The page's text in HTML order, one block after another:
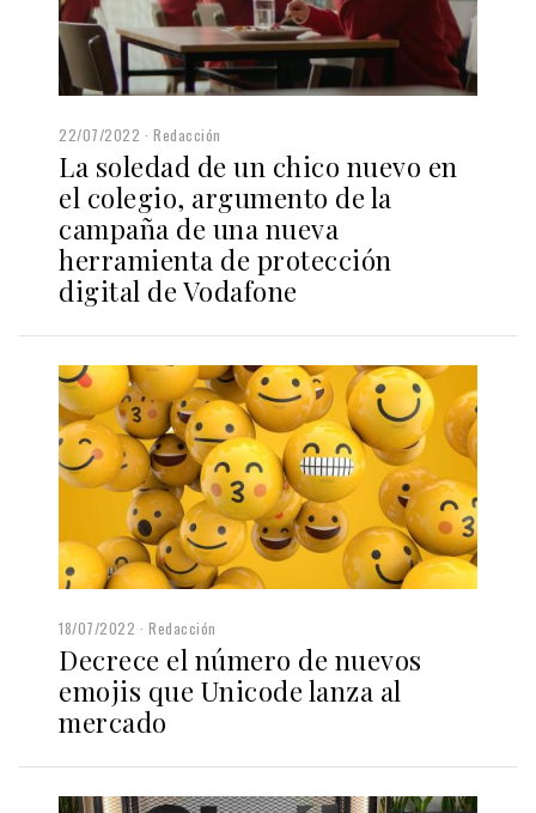
22/07/2022 Redacción
La soledad de un chico nuevo en
el colegio, argumento de la
campaña de una nueva
herramienta de protección
digital de Vodafone
18/07/2022 Redacción
Decrece el número de nuevos
emojis que Unicode lanza al
mercado